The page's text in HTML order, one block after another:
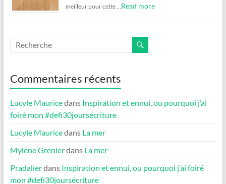
meilleur pour cette … Read more
Commentaires récents
Lucyle Mauricedans Inspiration et ennui, ou pourquoi j’ai
foiré mon #defi30joursécriture
Lucyle Mauricedans La mer
Mylène Grenierdans La mer
Pradalierdans Inspiration et ennui, ou pourquoi j’ai foiré
mon #defi30joursécriture